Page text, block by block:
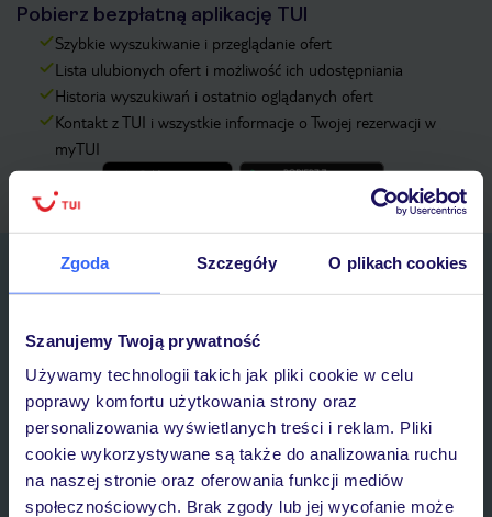
Zgoda Szczegóły O plikach cookies
Szanujemy Twoją prywatność
Używamy technologii takich jak pliki cookie w celu
poprawy komfortu użytkowania strony oraz
personalizowania wyświetlanych treści i reklam. Pliki
cookie wykorzystywane są także do analizowania ruchu
na naszej stronie oraz oferowania funkcji mediów
społecznościowych. Brak zgody lub jej wycofanie może
Pobierz bezpłatną aplikację TUI
Szybkie wyszukiwanie i przeglądanie ofert
Lista ulubionych ofert i możliwość ich udostępniania
Historia wyszukiwań i ostatnio oglądanych ofert
Kontakt z TUI i wszystkie informacje o Twojej rezerwacji w
myTUI
Zapisz się do newslettera
IMIĘ*
E-MAIL*
Wyrażam zgodę na przetwarzanie danych osobowych przez TUI
Poland Sp. z o.o. i TUI Poland Dystrybucja Sp. z o.o. w celach
marketingowych, w zakresie oraz celu wskazanym w„Informacji o
przetwarzaniu danych osobowych” , poprzez elektroniczną formę